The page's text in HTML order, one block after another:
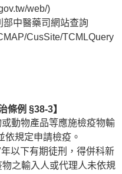
web/)
中醫藥司網站查詢
CusSite/TCMLQuery
條例 §38-3】
動物產品等應施檢疫物輸
依規定申請檢疫。
以下有期徒刑，得併科新
之輸入人或代理人未依規